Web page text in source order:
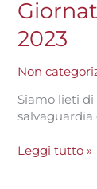
2023
Non
Siamo lieti
Leggi tutto »